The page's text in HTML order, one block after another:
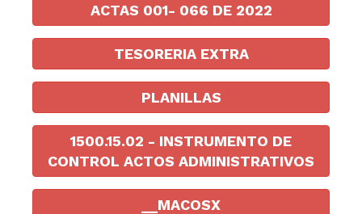
ACTAS 001- 066 DE 2022
TESORERIA EXTRA
PLANILLAS
1500.15.02 - INSTRUMENTO DE
CONTROL ACTOS ADMINISTRATIVOS
__MACOSX